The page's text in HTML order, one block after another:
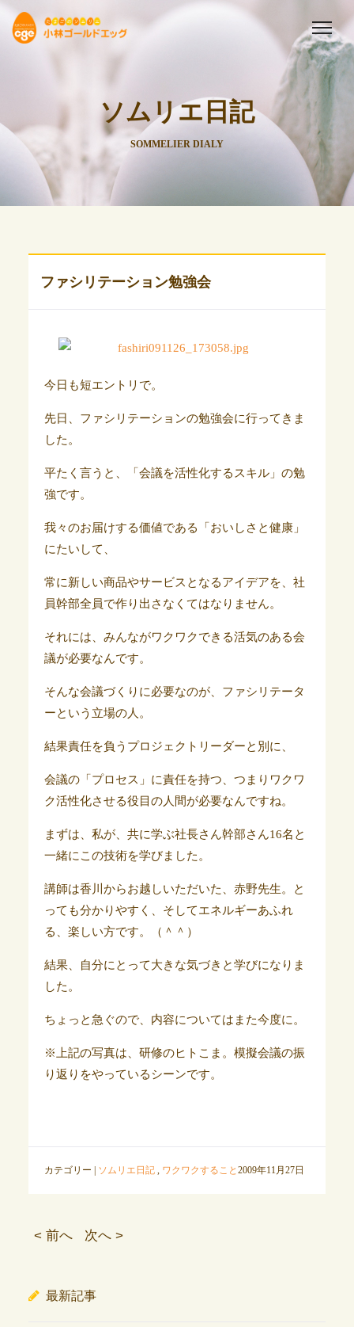
ソムリエ日記
SOMMELIER DIALY
ファシリテーション勉強会
今日も短エントリで。
先日、ファシリテーションの勉強会に行ってきま
した。
平たく言うと、「会議を活性化するスキル」の勉
強です。
我々のお届けする価値である「おいしさと健康」
にたいして、
常に新しい商品やサービスとなるアイデアを、社
員幹部全員で作り出さなくてはなりません。
それには、みんながワクワクできる活気のある会
議が必要なんです。
そんな会議づくりに必要なのが、ファシリテータ
ーという立場の人。
結果責任を負うプロジェクトリーダーと別に、
会議の「プロセス」に責任を持つ、つまりワクワ
ク活性化させる役目の人間が必要なんですね。
まずは、私が、共に学ぶ社長さん幹部さん16名と
一緒にこの技術を学びました。
講師は香川からお越しいただいた、赤野先生。と
っても分かりやすく、そしてエネルギーあふれ
る、楽しい方です。（＾＾）
結果、自分にとって大きな気づきと学びになりま
した。
ちょっと急ぐので、内容についてはまた今度に。
※上記の写真は、研修のヒトこま。模擬会議の振
り返りをやっているシーンです。
カテゴリー | ソムリエ日記, ワクワクすること 2009年11月27日
< 前へ 次へ >
最新記事